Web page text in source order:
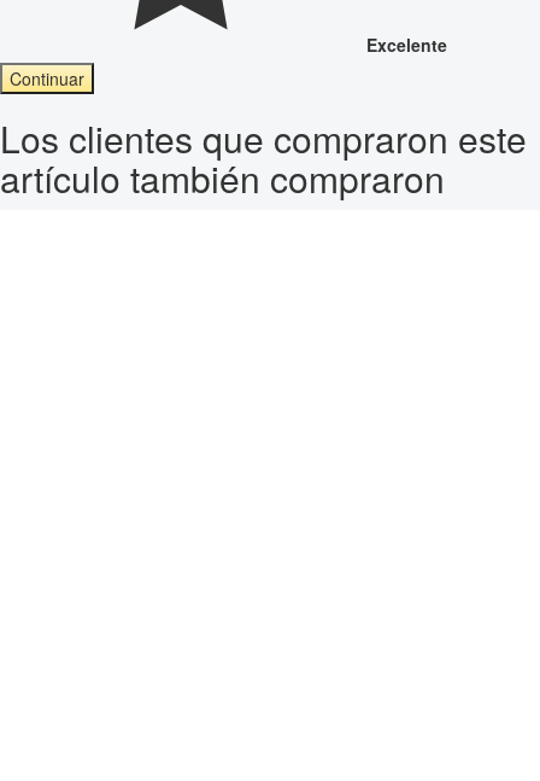
Excelente
Continuar
Los clientes que compraron este
artículo también compraron